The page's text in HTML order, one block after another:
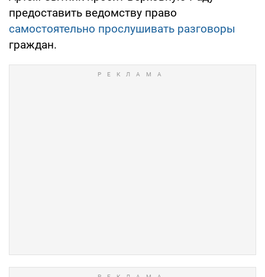
предоставить ведомству право
самостоятельно прослушивать разговоры
граждан.